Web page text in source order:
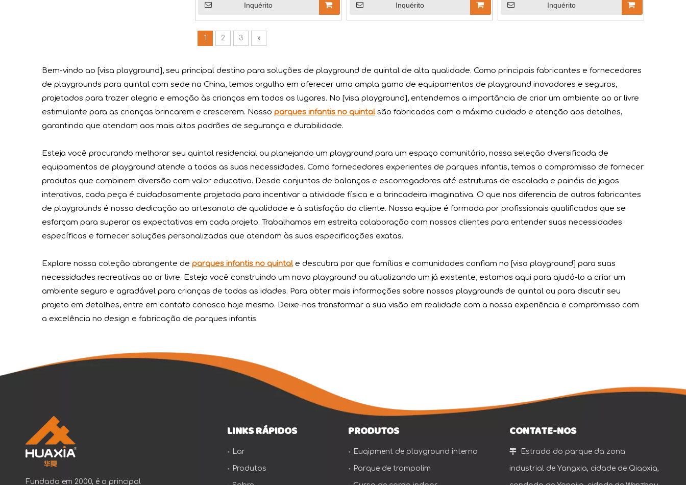
A exposição de equipamentos de diversão Toy Town terminou com sucesso
A exposição atraiu numerosos compradores profissionais nacionais e internacionais. Nossa sala de amostras estava repleta de visitantes, cada um ansioso para
Vasia abraça o Festival do Barco-Dragão
Na vibrante tapeçaria da cultura chinesa, o Festival do Barco-Dragão, também conhecido como Festival Duanwu, desenrola-se como uma bandeira colorida. Tendo
Huaxia Amusement Co., Ltd., também com a marca Vasia, fundada em 2000, é um renomado fabricante de equipamentos de diversão, instalações esportivas e
2024 RAAPA EXPO - Vasia
Inquérito Inquérito Inquérito
1 2 3 »
Bem-vindo ao [visa playground], seu principal destino para soluções de playground de quintal de alta qualidade. Como principais fabricantes e fornecedores
de playgrounds para quintal com sede na China, temos orgulho em oferecer uma ampla gama de equipamentos de playground inovadores e seguros,
projetados para trazer alegria e emoção às crianças em todos os lugares. No [visa playground], entendemos a importância de criar um ambiente ao ar livre
estimulante para as crianças brincarem e crescerem. Nosso parques infantis no quintalsão fabricados com o máximo cuidado e atenção aos detalhes,
garantindo que atendam aos mais altos padrões de segurança e durabilidade.
Esteja você procurando melhorar seu quintal residencial ou planejando um playground para um espaço comunitário, nossa seleção diversificada de
equipamentos de playground atende a todas as suas necessidades. Como fornecedores experientes de parques infantis, temos o compromisso de fornecer
produtos que combinem diversão com valor educativo. Desde conjuntos de balanços e escorregadores até estruturas de escalada e painéis de jogos
interativos, cada peça é cuidadosamente projetada para incentivar a atividade física e a brincadeira imaginativa. O que nos diferencia de outros fabricantes
de playgrounds é nossa dedicação ao artesanato de qualidade e à satisfação do cliente. Nossa equipe é formada por profissionais qualificados que se
esforçam para superar as expectativas em cada projeto. Trabalhamos em estreita colaboração com nossos clientes para entender suas necessidades
específicas e fornecer soluções personalizadas que atendam às suas especificações exatas.
Explore nossa coleção abrangente de parques infantis no quintale descubra por que famílias e comunidades confiam no [visa playground] para suas
necessidades recreativas ao ar livre. Esteja você construindo um novo playground ou atualizando um já existente, estamos aqui para ajudá-lo a criar um
ambiente seguro e agradável para crianças de todas as idades. Para obter mais informações sobre nossos playgrounds de quintal ou para discutir seu
projeto em detalhes, entre em contato conosco hoje mesmo. Deixe-nos transformar a sua visão em realidade com a nossa experiência e compromisso com
a excelência no design e fabricação de parques infantis.
Fundada em 2000, é o principal
LINKS RÁPIDOS
Lar
Produtos
PRODUTOS
Euqipment de playground interno
Parque de trampolim
CONTATE-NOS
 Estrada do parque da zona
industrial de Yangxia, cidade de Qiaoxia,